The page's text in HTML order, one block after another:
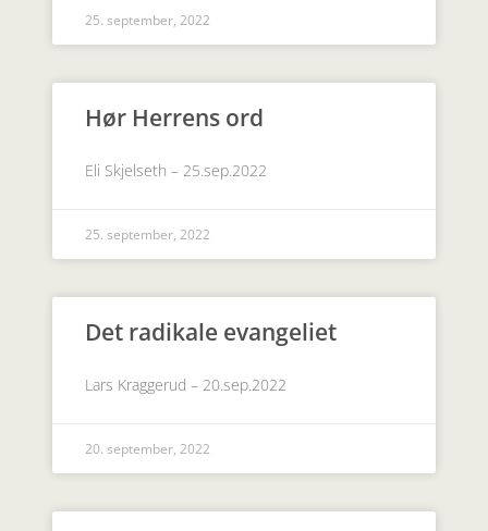
25. september, 2022
Hør Herrens ord
Eli Skjelseth – 25.sep.2022
25. september, 2022
Det radikale evangeliet
Lars Kraggerud – 20.sep.2022
20. september, 2022